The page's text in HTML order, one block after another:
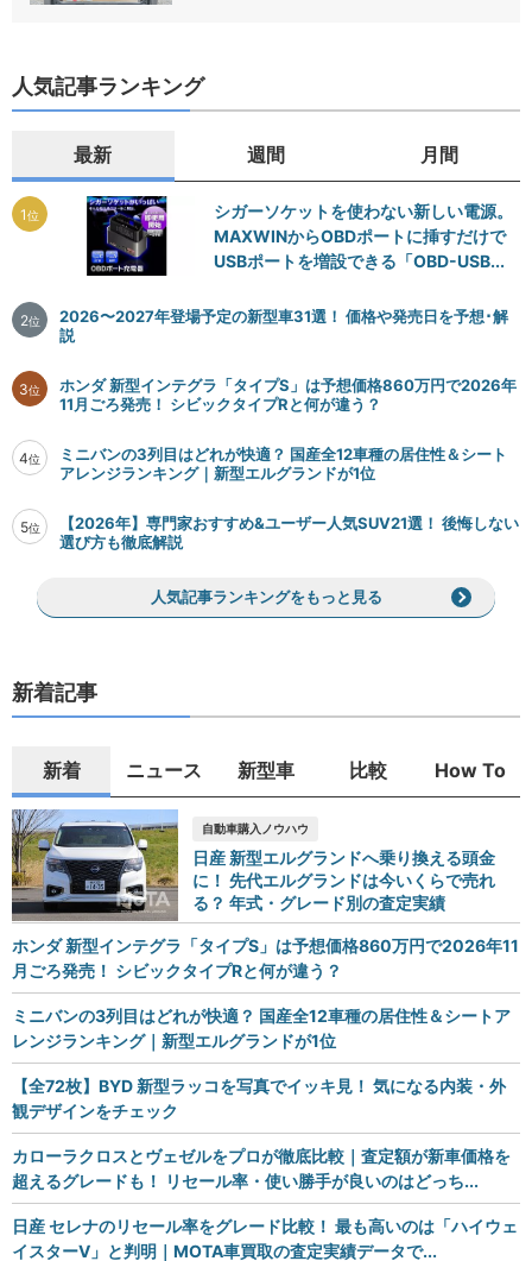
人気記事ランキング
最新 週間 月間
1位
シガーソケットを使わない新しい電源。
MAXWINからOBDポートに挿すだけで
USBポートを増設できる「OBD-USB...
2位
2026〜2027年登場予定の新型車31選！ 価格や発売日を予想･解
説
3位
ホンダ 新型インテグラ「タイプS」は予想価格860万円で2026年
11月ごろ発売！ シビックタイプRと何が違う？
4位
ミニバンの3列目はどれが快適？ 国産全12車種の居住性＆シート
アレンジランキング｜新型エルグランドが1位
5位
【2026年】専門家おすすめ&ユーザー人気SUV21選！ 後悔しない
選び方も徹底解説
人気記事ランキングをもっと見る
新着記事
新着 ニュース 新型車 比較 How To
自動車購入ノウハウ
日産 新型エルグランドへ乗り換える頭金
に！ 先代エルグランドは今いくらで売れ
る？ 年式・グレード別の査定実績
ホンダ 新型インテグラ「タイプS」は予想価格860万円で2026年11
月ごろ発売！ シビックタイプRと何が違う？
ミニバンの3列目はどれが快適？ 国産全12車種の居住性＆シートア
レンジランキング｜新型エルグランドが1位
【全72枚】BYD 新型ラッコを写真でイッキ見！ 気になる内装・外
観デザインをチェック
カローラクロスとヴェゼルをプロが徹底比較｜査定額が新車価格を
超えるグレードも！ リセール率・使い勝手が良いのはどっち...
日産 セレナのリセール率をグレード比較！ 最も高いのは「ハイウェ
イスターV」と判明｜MOTA車買取の査定実績データで...